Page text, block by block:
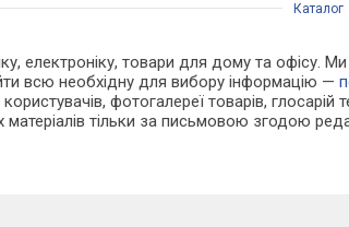
Каталог
електроніку, товари для дому та офісу.
всю необхідну для вибору інформацію —
користувачів, фотогалереї товарів, глосарій
тільки за письмовою згодою